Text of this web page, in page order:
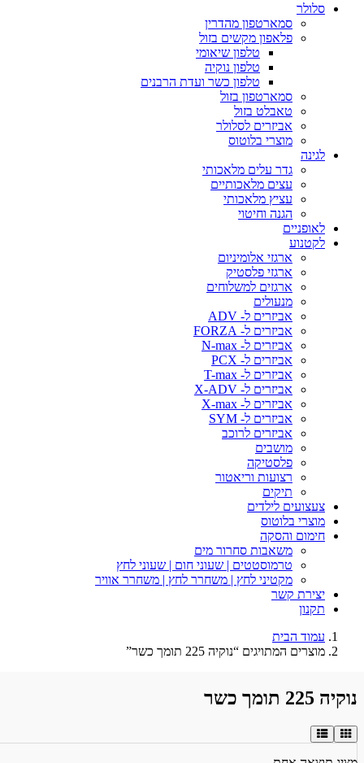
סלולר
סמארטפון מהדרין
פלאפון מקשים בזול
טלפון שיאומי
טלפון נוקיה
טלפון כשר ועדת הרבנים
סמארטפון בזול
טאבלט בזול
אביזרים לסלולר
מוצרי בלוטוס
לגינה
גדר עלים מלאכותי
עצים מלאכותיים
עציץ מלאכותי
הגנה וחיטוי
לאופניים
לקטנוע
ארגזי אלומיניום
ארגזי פלסטיק
ארגזים למשלוחים
מנעולים
אביזרים ל- ADV
אביזרים ל- FORZA
אביזרים ל- N-max
אביזרים ל- PCX
אביזרים ל- T-max
אביזרים ל- X-ADV
אביזרים ל- X-max
אביזרים ל- SYM
אביזרים לרוכב
מושבים
פלסטיקה
רצועות וריאטור
תיקים
צעצועים לילדים
מוצרי בלוטוס
חימום והסקה
משאבות סחרור מים
טרמוסטטים | שעוני חום | שעוני לחץ
מקטיני לחץ | משחרר לחץ | משחרר אוויר
יצירת קשר
תקנון
עמוד הבית
מוצרים המתויגים “נוקיה 225 תומך כשר”
נוקיה 225 תומך כשר